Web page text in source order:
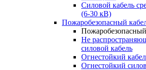
Силовой кабель
(6-30 кВ)
Пожаробезопасный
Не
силовой кабель
Огнестойкий
Огнестойкий